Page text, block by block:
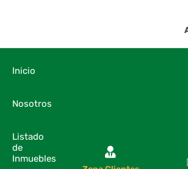
Inicio
Nosotros
Listado
de
Inmuebles